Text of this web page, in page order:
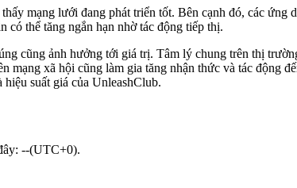
mạng lưới đang phát triển tốt. Bên cạnh đó, các ứng
có thể tăng ngắn hạn nhờ tác động tiếp thị.
cũng ảnh hưởng tới giá trị. Tâm lý chung trên thị
xã hội cũng làm gia tăng nhận thức và tác động
suất giá của UnleashClub.
--(UTC+0).